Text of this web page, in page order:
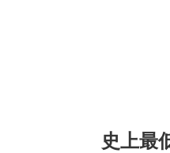
史上最